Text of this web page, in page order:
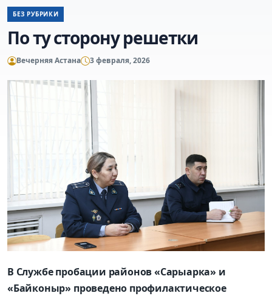
БЕЗ РУБРИКИ
По ту сторону решетки
Вечерняя Астана 3 февраля, 2026
В Службе пробации районов «Сарыарка» и
«Байконыр» проведено профилактическое